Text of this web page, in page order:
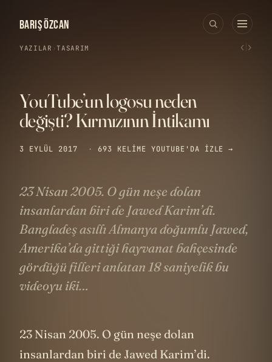
BARIŞ ÖZCAN
YAZILAR ›TASARIM ‹ ›
YouTube’un logosu neden
değişti? Kırmızının İntikamı
3 EYLÜL 2017 · 693 KELIME YOUTUBE'DA IZLE →
23 Nisan 2005. O gün neşe dolan
insanlardan biri de Jawed Karim’di.
Bangladeş asıllı Almanya doğumlu Jawed,
Amerika’da gittiği hayvanat bahçesinde
gördüğü filleri anlatan 18 saniyelik bu
videoyu iki…
23 Nisan 2005. O gün neşe dolan
insanlardan biri de Jawed Karim’di.